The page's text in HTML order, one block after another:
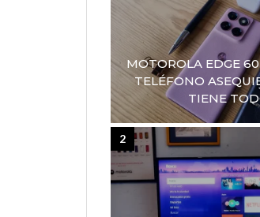
MOTOROLA EDGE
TELÉFONO
TIENE
2